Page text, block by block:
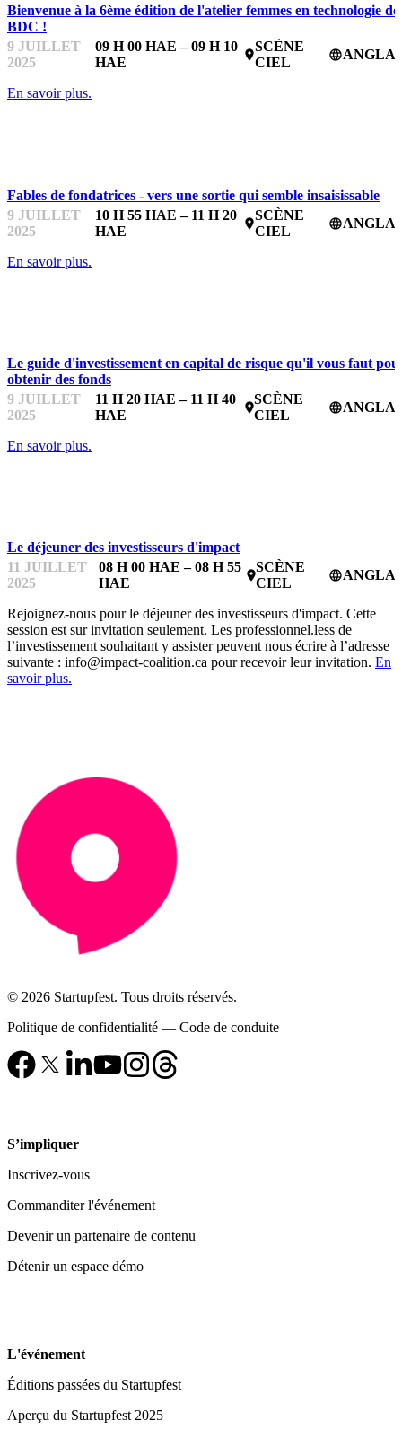
Bienvenue à la 6ème édition de l'atelier femmes en technologie de
BDC !
9 JUILLET
2025
09 H 00 HAE – 09 H 10
HAE
place
SCÈNE
CIEL
language
En savoir plus.
Fables de fondatrices - vers une sortie qui semble insaisissable
9 JUILLET
2025
10 H 55 HAE – 11 H 20
HAE
place
SCÈNE
CIEL
language
En savoir plus.
Le guide d'investissement en capital de risque qu'il vous faut
obtenir des fonds
9 JUILLET
2025
11 H 20 HAE – 11 H 40
HAE
place
SCÈNE
CIEL
language
En savoir plus.
Le déjeuner des investisseurs d'impact
11 JUILLET
2025
08 H 00 HAE – 08 H 55
HAE
place
SCÈNE
CIEL
language
Rejoignez-nous pour le déjeuner des investisseurs d'impact. Cette
session est sur invitation seulement. Les professionnel.less de
l’investissement souhaitant y assister peuvent nous écrire à l’adresse
suivante : info@impact-coalition.ca pour recevoir leur invitation. En
savoir plus.
© 2026 Startupfest. Tous droits réservés.
Politique de confidentialité — Code de conduite
S’impliquer
Inscrivez-vous
Commanditer l'événement
Devenir un partenaire de contenu
Détenir un espace démo
L'événement
Éditions passées du Startupfest
Aperçu du Startupfest 2025